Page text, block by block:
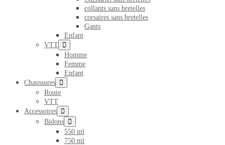
collants sans bretelles
corsaires sans bretelles
Gants
Enfant
VTT basculer
le
menu
Homme
Femme
Enfant
Chaussures basculer
le
menu
Route
VTT
Accessoires basculer
le
menu
Bidons basculer
le
menu
550 ml
750 ml